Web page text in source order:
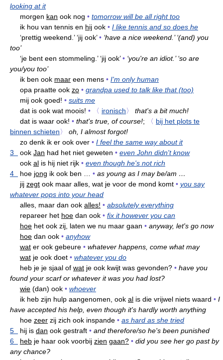
looking at it
morgen kan ook nog • tomorrow will be all right too
ik hou van tennis en hij ook • I like tennis and so does he
‘prettig weekend.’ ‘jij ook’• ‘have a nice weekend.’ ‘(and) you
too’
‘je bent een stommeling.’ ‘jij ook’• ‘you're an idiot.’ ‘so are
you/you too’
ik ben ook maar een mens • I'm only human
opa praatte ook zo • grandpa used to talk like that (too)
mij ook goed! • suits me
dat is ook wat moois! • 〈 ironisch〉
that's a bit much!
dat is waar ook! • that's true, of course!; 〈 bij het plots te
binnen schieten〉
oh, I almost forgot!
zo denk ik er ook over • I feel the same way about it
3
ook Jan had het niet geweten • even John didn't know
ook al is hij niet rijk • even though he's not rich
4
hoe jong ik ook ben … • as young as I may be/am …
jij zegt ook maar alles, wat je voor de mond komt • you say
whatever pops into your head
alles, maar dan ook alles! • absolutely everything
repareer het hoe dan ook • fix it however you can
hoe het ook zij, laten we nu maar gaan • anyway, let's go now
hoe dan ook • anyhow
wat er ook gebeure • whatever happens, come what may
wat je ook doet • whatever you do
heb je je sjaal of wat je ook kwijt was gevonden? • have you
found your scarf or whatever it was you had lost?
wie (dan) ook • whoever
ik heb zijn hulp aangenomen, ook al is die vrijwel niets waard • I
have accepted his help, even though it's hardly worth anything
hoe zeer zij zich ook inspande • as hard as she tried
5
hij is dan ook gestraft • and therefore/so he's been punished
6
heb je haar ook voorbij zien gaan? • did you see her go past by
any chance?